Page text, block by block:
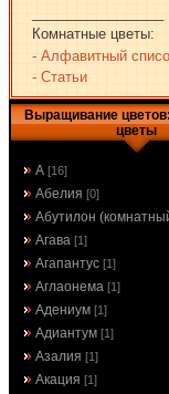
Комнатные цветы:
- Алфавитный
- Статьи
Выращивание
цветы
А [16]
Абелия [0]
Абутилон
Агава [1]
Агапантус [1]
Аглаонема [1]
Адениум [1]
Адиантум [1]
Азалия [1]
Акация [1]